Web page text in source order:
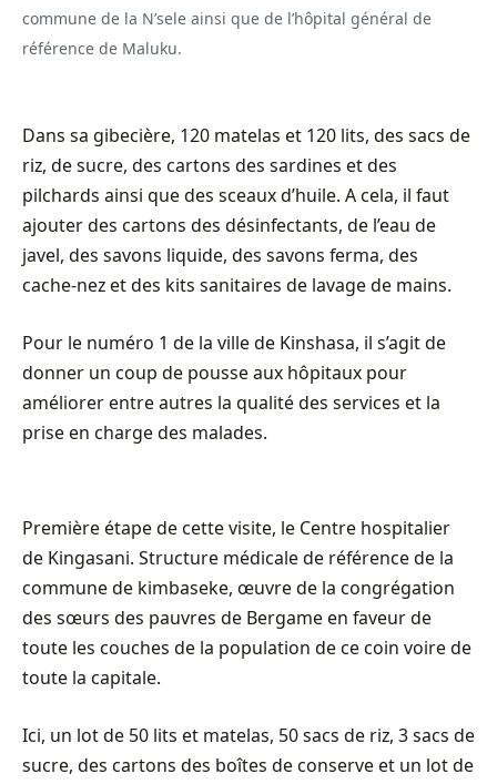
commune de la N’sele ainsi que de l’hôpital général de
référence de Maluku.
Dans sa gibecière, 120 matelas et 120 lits, des sacs de
riz, de sucre, des cartons des sardines et des
pilchards ainsi que des sceaux d’huile. A cela, il faut
ajouter des cartons des désinfectants, de l’eau de
javel, des savons liquide, des savons ferma, des
cache-nez et des kits sanitaires de lavage de mains.
Pour le numéro 1 de la ville de Kinshasa, il s’agit de
donner un coup de pousse aux hôpitaux pour
améliorer entre autres la qualité des services et la
prise en charge des malades.
Première étape de cette visite, le Centre hospitalier
de Kingasani. Structure médicale de référence de la
commune de kimbaseke, œuvre de la congrégation
des sœurs des pauvres de Bergame en faveur de
toute les couches de la population de ce coin voire de
toute la capitale.
Ici, un lot de 50 lits et matelas, 50 sacs de riz, 3 sacs de
sucre, des cartons des boîtes de conserve et un lot de